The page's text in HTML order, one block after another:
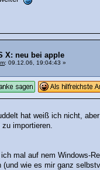
X: neu bei apple
: 09.12.06, 19:04:43 »
hat weiß ich nicht,
importieren.
mal auf nem Windows-
wie es mir ganz